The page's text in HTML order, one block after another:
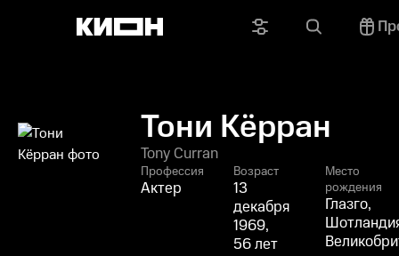
Тони Кёрран
Tony Curran
Профессия
Актер
Возраст
13
декабря
1969,
56 лет
Место
рождения
Глазго,